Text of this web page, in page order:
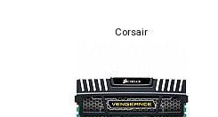
Corsair